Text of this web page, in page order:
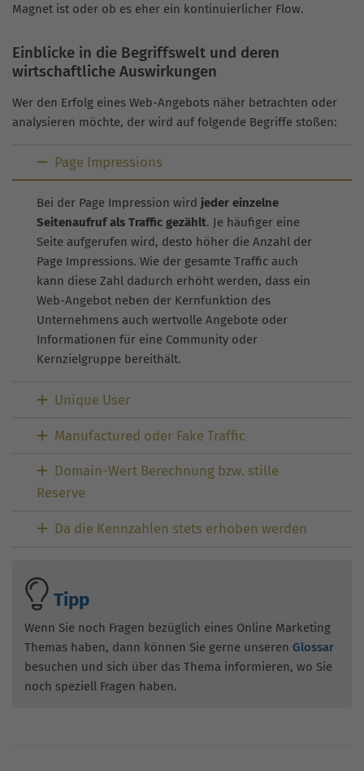
Magnet ist oder ob es eher ein kontinuierlicher Flow.
Einblicke in die Begriffswelt und deren
wirtschaftliche Auswirkungen
Wer den Erfolg eines Web-Angebots näher betrachten oder
analysieren möchte, der wird auf folgende Begriffe stoßen:
Page Impressions
Bei der Page Impression wird jeder einzelne
Seitenaufruf als Traffic gezählt. Je häufiger eine
Seite aufgerufen wird, desto höher die Anzahl der
Page Impressions. Wie der gesamte Traffic auch
kann diese Zahl dadurch erhöht werden, dass ein
Web-Angebot neben der Kernfunktion des
Unternehmens auch wertvolle Angebote oder
Informationen für eine Community oder
Kernzielgruppe bereithält.
Unique User
Manufactured oder Fake Traffic
Domain-Wert Berechnung bzw. stille
Reserve
Da die Kennzahlen stets erhoben werden
Tipp
Wenn Sie noch Fragen bezüglich eines Online Marketing
Themas haben, dann können Sie gerne unseren Glossar
besuchen und sich über das Thema informieren, wo Sie
noch speziell Fragen haben.